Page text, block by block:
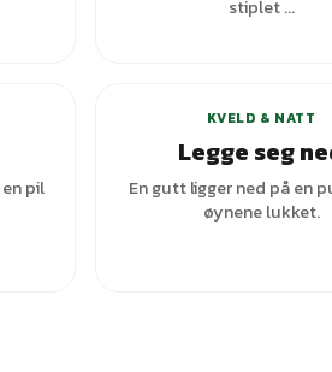
stiplet ...
pil
KVELD & NATT
Legge seg
En gutt ligger ned på en
øynene lukket.